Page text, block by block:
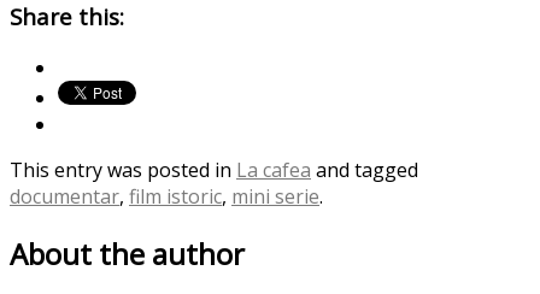
Share this:
This entry was posted in La cafea and tagged
documentar, film istoric, mini serie.
About the author